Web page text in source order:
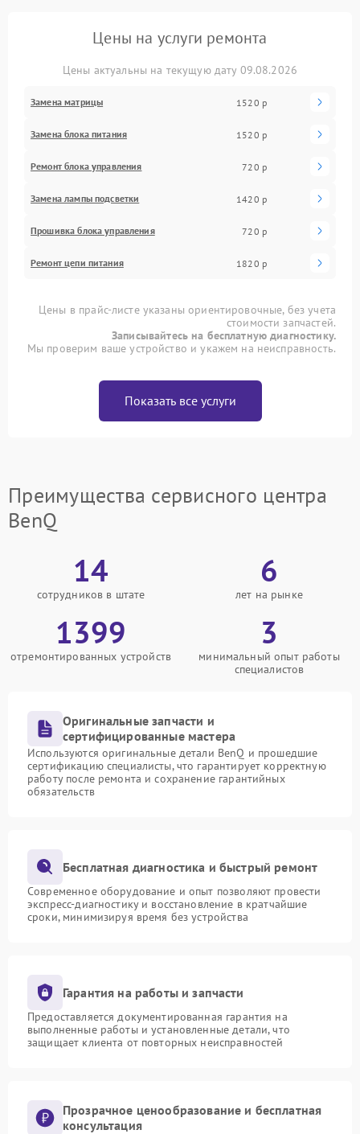
Цены на услуги ремонта
Цены актуальны на текущую дату 09.08.2026
Замена матрицы 1520 р
Замена блока питания 1520 р
Ремонт блока управления 720 р
Замена лампы подсветки 1420 р
Прошивка блока управления 720 р
Ремонт цепи питания 1820 р
Цены в прайс-листе указаны ориентировочные, без учета
стоимости запчастей.
Записывайтесь на бесплатную диагностику.
Мы проверим ваше устройство и укажем на неисправность.
Показать все услуги
Преимущества сервисного центра
BenQ
14
сотрудников в штате
6
лет на рынке
1399
отремонтированных устройств
3
минимальный опыт работы
специалистов
Оригинальные запчасти и
сертифицированные мастера
Используются оригинальные детали BenQ и прошедшие
сертификацию специалисты, что гарантирует корректную
работу после ремонта и сохранение гарантийных
обязательств
Бесплатная диагностика и быстрый ремонт
Современное оборудование и опыт позволяют провести
экспресс-диагностику и восстановление в кратчайшие
сроки, минимизируя время без устройства
Гарантия на работы и запчасти
Предоставляется документированная гарантия на
выполненные работы и установленные детали, что
защищает клиента от повторных неисправностей
Прозрачное ценообразование и бесплатная
консультация